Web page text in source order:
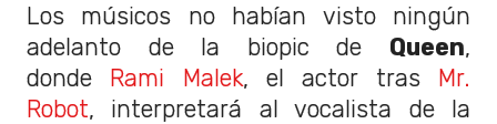
Los músicos no habían visto ningún
adelanto de la biopic de Queen,
donde Rami Malek, el actor tras Mr.
Robot, interpretará al vocalista de la